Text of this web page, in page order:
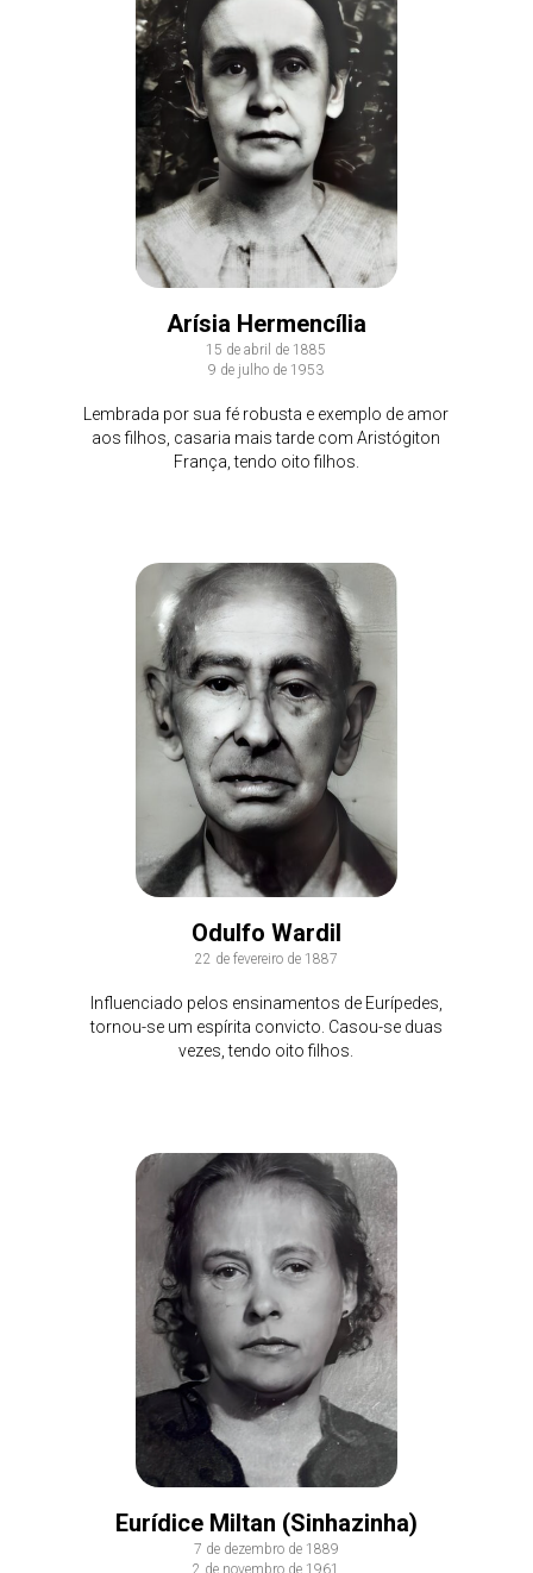
Arísia Hermencília
15 de abril de 1885
9 de julho de 1953
Lembrada por sua fé robusta e exemplo de amor
aos filhos, casaria mais tarde com Aristógiton
França, tendo oito filhos.
Odulfo Wardil
22 de fevereiro de 1887
Influenciado pelos ensinamentos de Eurípedes,
tornou-se um espírita convicto. Casou-se duas
vezes, tendo oito filhos.
Eurídice Miltan (Sinhazinha)
7 de dezembro de 1889
2 de novembro de 1961